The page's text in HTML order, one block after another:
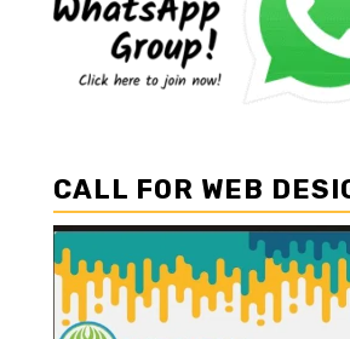
CALL FOR WEB